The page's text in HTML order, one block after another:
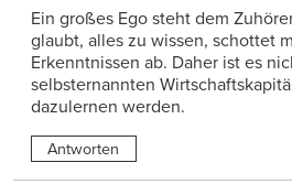
Ein großes Ego steht dem
glaubt, alles zu wissen, schottet
Erkenntnissen ab. Daher ist es
selbsternannten
dazulernen werden.
Antworten